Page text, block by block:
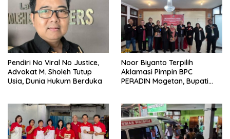
Pendiri No Viral No Justice,
Advokat M. Sholeh Tutup
Usia, Dunia Hukum Berduka
Noor Biyanto Terpilih
Aklamasi Pimpin BPC
PERADIN Magetan, Bupati